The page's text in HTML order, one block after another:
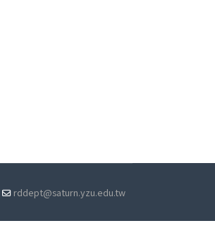
rddept@saturn.yzu.edu.tw